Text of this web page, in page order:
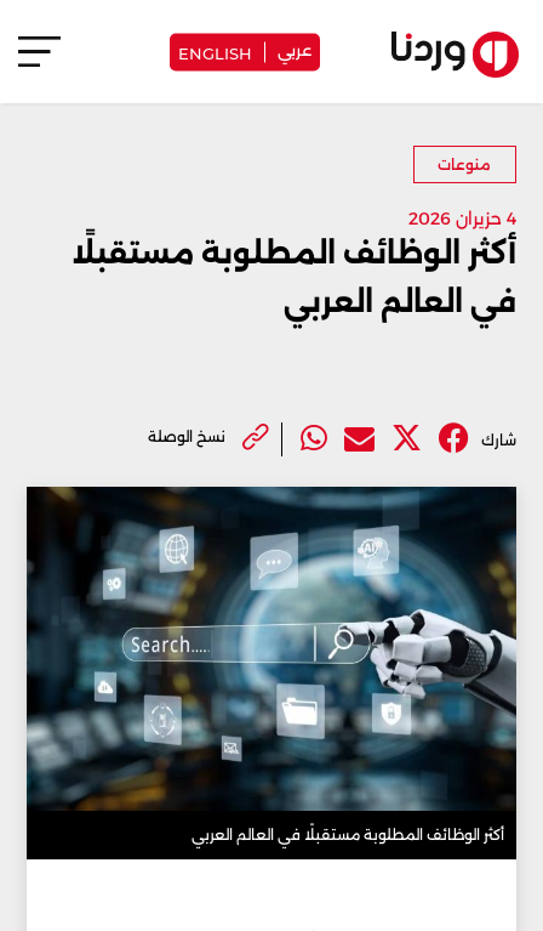
عربي ENGLISH
منوعات
4 حزيران 2026
أكثر الوظائف المطلوبة مستقبلًا
في العالم العربي
شارك نسخ الوصلة
أكثر الوظائف المطلوبة مستقبلًا في العالم العربي